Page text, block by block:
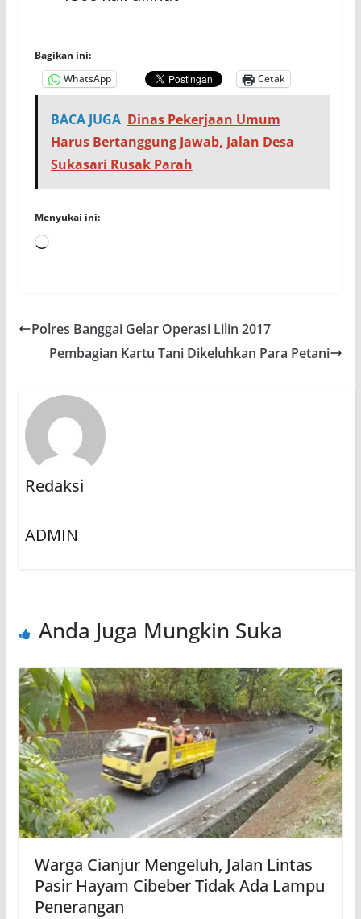
Bagikan ini:
WhatsApp
Cetak
BACA JUGA Dinas Pekerjaan Umum
Harus Bertanggung Jawab, Jalan Desa
Sukasari Rusak Parah
Menyukai ini:
Memuat...
Polres Banggai Gelar Operasi Lilin 2017
Pembagian Kartu Tani Dikeluhkan Para Petani
Redaksi
ADMIN
Anda Juga Mungkin Suka
Warga Cianjur Mengeluh, Jalan Lintas
Pasir Hayam Cibeber Tidak Ada Lampu
Penerangan